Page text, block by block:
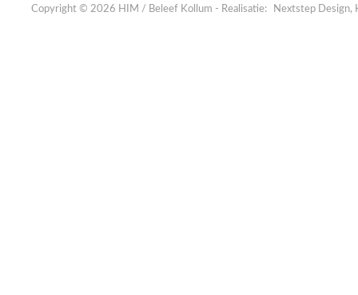
Copyright © 2026 HIM / Beleef Kollum - Realisatie: Nextstep Design,